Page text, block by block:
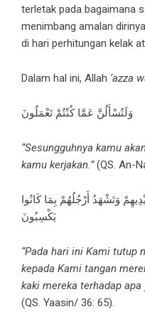
terletak pada bagaimana
menimbang amalan
di hari perhitungan kelak
Dalam hal ini, Allah ‘azza
وَلَتُسْأَلُنَّ عَمَّا كُنْتُمْ تَعْمَلُونَ
“Sesungguhnya kamu
kamu kerjakan.”(QS. An-
وَتَشْهَدُ أَرْجُلُهُمْ بِمَا كَانُوا
يَكْسِبُونَ
“Pada hari ini Kami tutup
kepada Kami tangan
kaki mereka terhadap apa
(QS. Yaasin/ 36: 65).